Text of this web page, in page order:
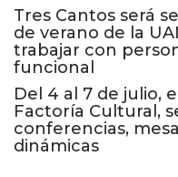
Tres Cantos será
de verano de la
trabajar con
funcional
Del 4 al 7 de julio,
Factoría Cultural,
conferencias,
dinámicas